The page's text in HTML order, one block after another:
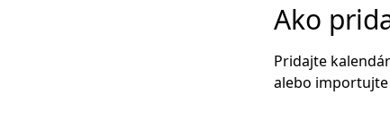
Ako
Pridajte
alebo importujte